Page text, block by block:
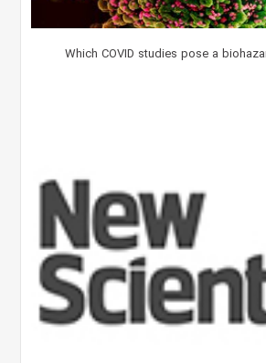
Which COVID studies pose a